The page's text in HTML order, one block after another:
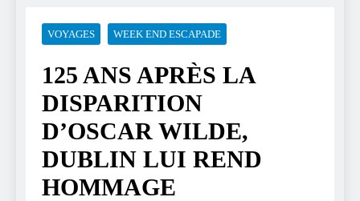
VOYAGES WEEK END ESCAPADE
125 ANS APRÈS LA
DISPARITION
D’OSCAR WILDE,
DUBLIN LUI REND
HOMMAGE